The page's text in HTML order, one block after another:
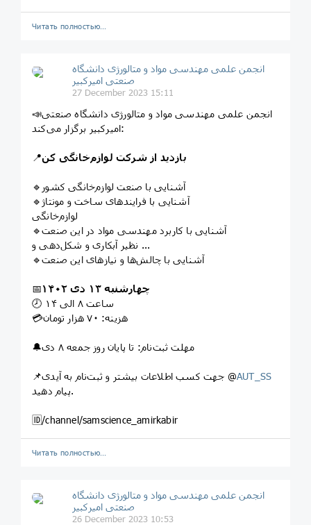
Читать полностью…
انجمن علمی مهندسی مواد و متالورژی دانشگاه
صنعتی امیرکبیر
27 December 2023 15:11
📣انجمن علمی مهندسی مواد و متالورژی دانشگاه صنعتی
امیرکبیر برگزار می‌کند:
📍بازدید از شرکت لوازم‌خانگی کن
🔹آشنایی با صنعت لوازم‌خانگی کشور
🔹آشنایی با فرایندهای ساخت و مونتاژ
لوازم‌خانگی
🔹آشنایی با کاربرد مهندسی مواد در این صنعت
نظیر آبکاری و شکل‌دهی و ...
🔹آشنایی با چالش‌ها و نیازهای این صنعت
📅
چهارشنبه ۱۳ دی ۱۴۰۲
🕗 ساعت ۸ الی ۱۴
💳هزینه: ۷۰ هزار تومان
🔔مهلت ثبت‌نام: تا پایان روز جمعه ۸ دی
📌جهت کسب اطلاعات بیشتر و ثبت‌نام به آیدی @AUT_SS
پیام دهید.
🆔/channel/samscience_amirkabir
Читать полностью…
انجمن علمی مهندسی مواد و متالورژی دانشگاه
صنعتی امیرکبیر
26 December 2023 10:53